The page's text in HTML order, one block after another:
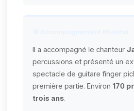
Il a accompagné le chanteur
percussions et présenté un
spectacle de guitare finger
première partie. Environ 170
trois ans.